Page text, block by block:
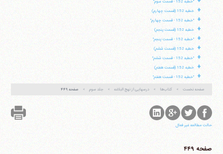
"خطبه 152 - قسمت سوم"
+ خطبه 152 (قسمت چهارم)
+ "خطبه 152 - قسمت چهارم"
+ خطبه 152 (قسمت پنجم)
+ "خطبه 152 - قسمت پنجم"
+ خطبه 152 (قسمت ششم)
+ "خطبه 152 - قسمت ششم"
+ خطبه 152 (قسمت هفتم)
+ "خطبه 152 - قسمت هفتم"
صفحه نخست کتاب‌ها درسهایی از نهج البلاغه جلد سوم صفحه ۴۴۹
حالت مطالعه غیر فعال
صفحه ۴۴۹